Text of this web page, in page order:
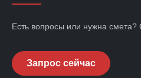
Есть вопросы или нужна смета?
Запрос сейчас